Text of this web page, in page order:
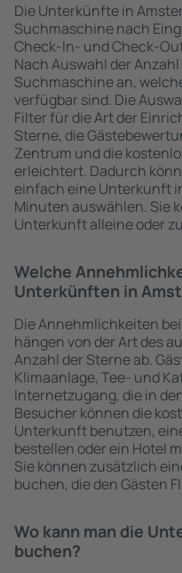
Die Unterkünfte in
Suchmaschine nach
Check-In- und Check-
Nach Auswahl der
Suchmaschine an,
verfügbar sind. Die
Filter für die Art der
Sterne, die
Zentrum und die
erleichtert. Dadurch
einfach eine Unterkunft
Minuten auswählen. Sie
Unterkunft alleine oder
Welche
Unterkünften in
Die Annehmlichkeiten
hängen von der Art des
Anzahl der Sterne ab.
Klimaanlage, Tee- und
Internetzugang, die in
Besucher können die
Unterkunft benutzen,
bestellen oder ein Hotel
Sie können zusätzlich
buchen, die den Gästen
Wo kann man die
buchen?